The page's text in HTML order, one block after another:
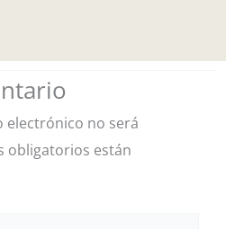
electrónico no será
obligatorios están